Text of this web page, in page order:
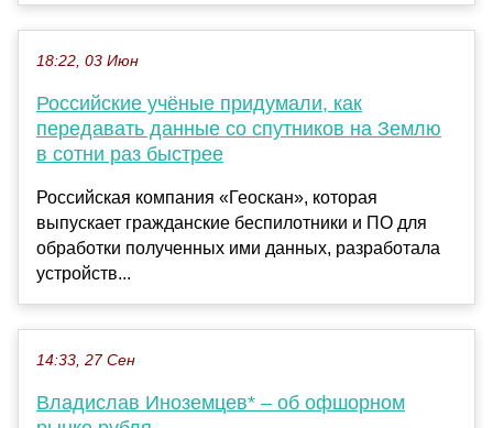
18:22, 03 Июн
Российские учёные придумали, как
передавать данные со спутников на Землю
в сотни раз быстрее
Российская компания «Геоскан», которая
выпускает гражданские беспилотники и ПО для
обработки полученных ими данных, разработала
устройств...
14:33, 27 Сен
Владислав Иноземцев* – об офшорном